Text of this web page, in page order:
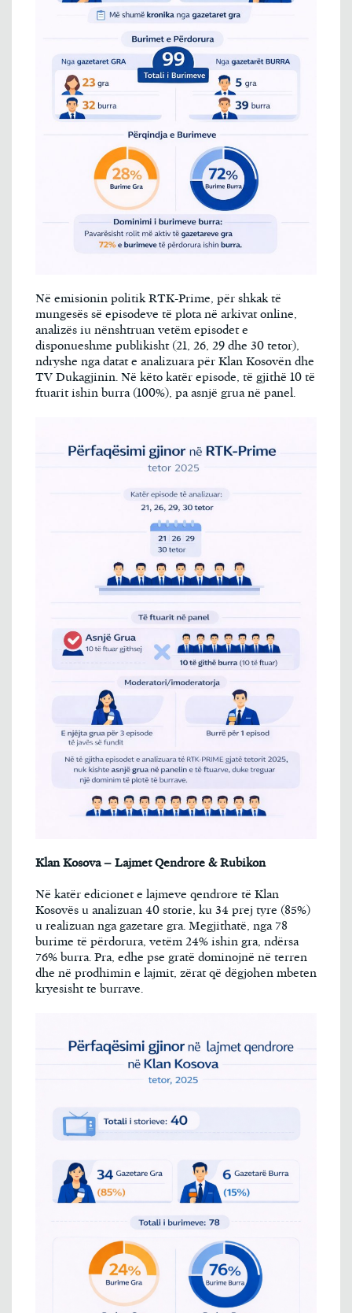
Në emisionin politik RTK-Prime, për shkak të
mungesës së episodeve të plota në arkivat online,
analizës iu nënshtruan vetëm episodet e
disponueshme publikisht (21, 26, 29 dhe 30 tetor),
ndryshe nga datat e analizuara për Klan Kosovën dhe
TV Dukagjinin. Në këto katër episode, të gjithë 10 të
ftuarit ishin burra (100%), pa asnjë grua në panel.
Klan Kosova – Lajmet Qendrore & Rubikon
Në katër edicionet e lajmeve qendrore të Klan
Kosovës u analizuan 40 storie, ku 34 prej tyre (85%)
u realizuan nga gazetare gra. Megjithatë, nga 78
burime të përdorura, vetëm 24% ishin gra, ndërsa
76% burra. Pra, edhe pse gratë dominojnë në terren
dhe në prodhimin e lajmit, zërat që dëgjohen mbeten
kryesisht te burrave.